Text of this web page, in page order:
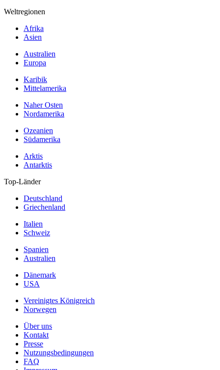
Weltregionen
Afrika
Asien
Australien
Europa
Karibik
Mittelamerika
Naher Osten
Nordamerika
Ozeanien
Südamerika
Arktis
Antarktis
Top-Länder
Deutschland
Griechenland
Italien
Schweiz
Spanien
Australien
Dänemark
USA
Vereinigtes Königreich
Norwegen
Über uns
Kontakt
Presse
Nutzungsbedingungen
FAQ